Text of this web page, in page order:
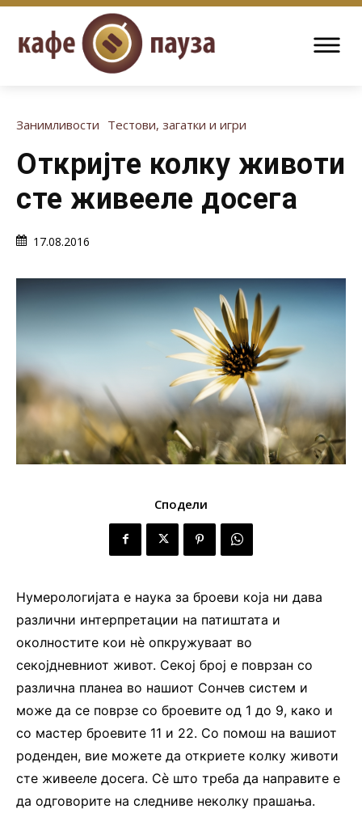
Занимливости Тестови, загатки и игри
Откријте колку животи
сте живееле досега
17.08.2016
Сподели
Нумерологијата е наука за броеви која ни дава
различни интерпретации на патиштата и
околностите кои нè опкружуваат во
секојдневниот живот. Секој број е поврзан со
различна планеа во нашиот Сончев систем и
може да се поврзе со броевите од 1 до 9, како и
со мастер броевите 11 и 22. Со помош на вашиот
роденден, вие можете да откриете колку животи
сте живееле досега. Сè што треба да направите е
да одговорите на следниве неколку прашања.